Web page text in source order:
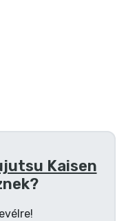
Kaisen